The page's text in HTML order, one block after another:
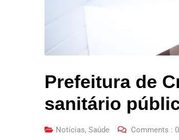
Prefeitura de
sanitário
Notícias, Saúde Comments : 0